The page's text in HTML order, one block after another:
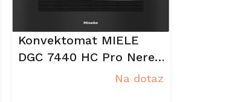
Konvektomat MIELE
DGC 7440 HC Pro Nerez
Na dotaz